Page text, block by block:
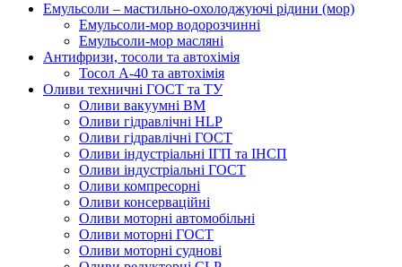
Емульсоли – мастильно-охолоджуючі рідини (мор)
Емульсоли-мор водорозчинні
Емульсоли-мор масляні
Антифризи, тосоли та автохімія
Тосол А-40 та автохімія
Оливи техничні ГОСТ та ТУ
Оливи вакуумні ВМ
Оливи гідравлічні HLP
Оливи гідравлічні ГОСТ
Оливи індустріальні ІГП та ІНСП
Оливи індустріальні ГОСТ
Оливи компресорні
Оливи консерваційні
Оливи моторні автомобільні
Оливи моторні ГОСТ
Оливи моторні суднові